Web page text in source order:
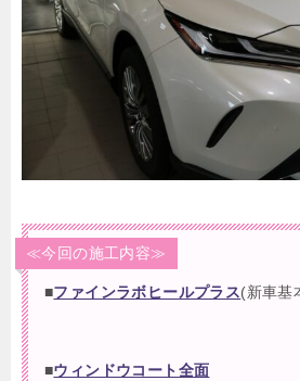
≪今回の施工内容≫
■ファインラボヒールプラス(新車基
■ウィンドウコート全面